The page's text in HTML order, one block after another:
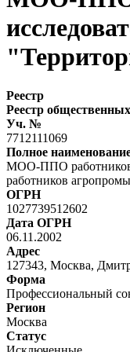
Реестр
Реестр
Уч. №
7712111069
Полное
МОО-ППО работников
работников
ОГРН
1027739512602
Дата ОГРН
06.11.2002
Адрес
127343, Москва,
Форма
Профессиональный
Регион
Москва
Статус